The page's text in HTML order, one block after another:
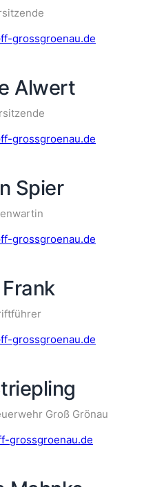
grossgroenau.de
Alwert
grossgroenau.de
Spier
grossgroenau.de
grossgroenau.de
Groß Grönau
grossgroenau.de